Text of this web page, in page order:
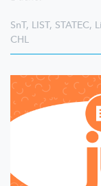
SnT, LIST, STATEC,
CHL